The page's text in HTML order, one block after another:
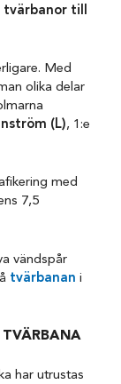
till
Med
olika delar
(L), 1:e
med
7,5
vändspår
tvärbanan i
TVÄRBANA
har utrustas